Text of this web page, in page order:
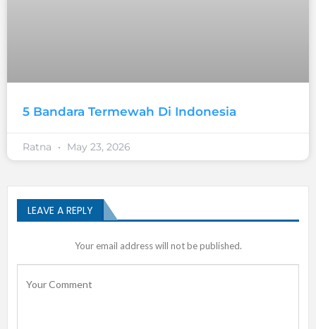
5 Bandara Termewah Di Indonesia
Ratna May 23, 2026
LEAVE A REPLY
Your email address will not be published.